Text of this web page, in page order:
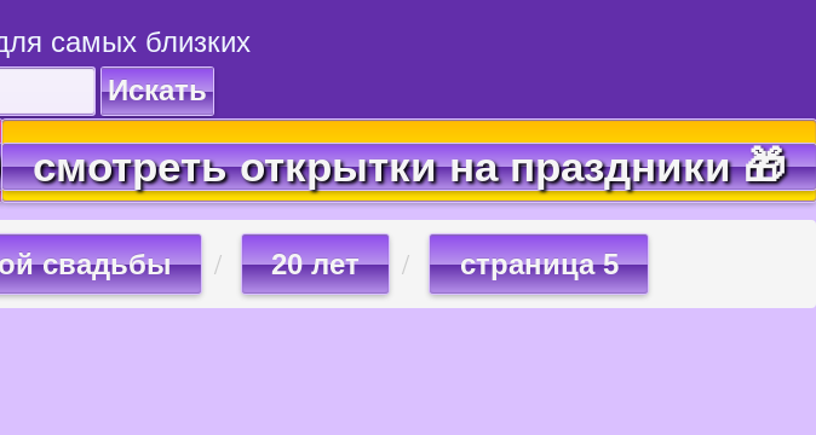
самых близких
Искать
смотреть открытки на праздники 🎁
свадьбы 20 лет страница 5